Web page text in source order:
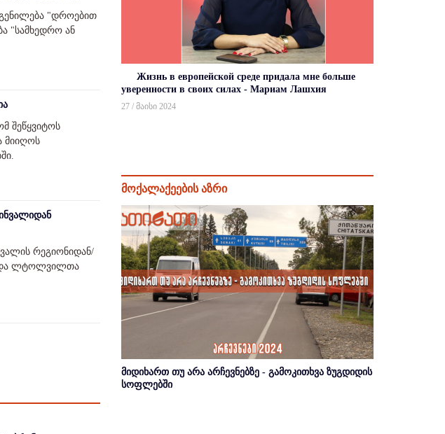
"დროებით
"სამხედრო ან
შეწყვიტოს
მიიღოს
რეგიონიდან/
და ლტოლვილთა
Жизнь в европейской среде придала мне больше
уверенности в своих силах - Мариам Лашхия
27 / მაისი 2024
მოქალაქეების აზრი
მიდიხართ თუ არა არჩევნებზე - გამოკითხვა ზუგდიდის
სოფლებში